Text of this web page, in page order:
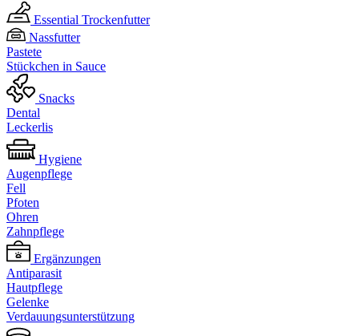
Essential Trockenfutter
Nassfutter
Pastete
Stückchen in Sauce
Snacks
Dental
Leckerlis
Hygiene
Augenpflege
Fell
Pfoten
Ohren
Zahnpflege
Ergänzungen
Antiparasit
Hautpflege
Gelenke
Verdauungsunterstützung